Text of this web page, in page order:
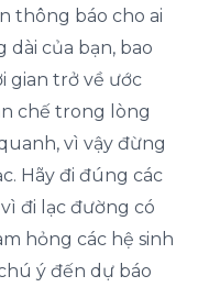
thông báo cho ai
dài của bạn, bao
gian trở về ước
chế trong lòng
vì vậy đừng
Hãy đi đúng các
đi lạc đường có
hỏng các hệ sinh
ý đến dự báo